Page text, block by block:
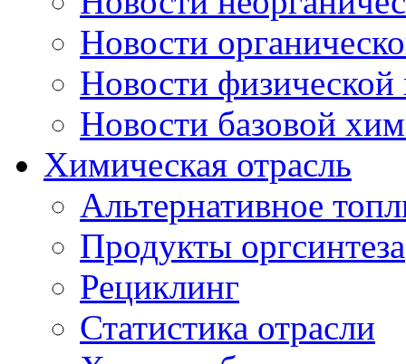
Новости
Новости
Новости базовой
Химическая отрасль
Альтернативное
Продукты оргсинтеза
Рециклинг
Статистика отрасли